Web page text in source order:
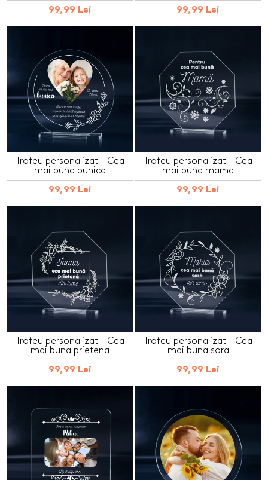
99,99 Lei 99,99 Lei
Trofeu personalizat - Cea
mai buna bunica
99,99 Lei
Trofeu personalizat - Cea
mai buna mama
99,99 Lei
Trofeu personalizat - Cea
mai buna prietena
99,99 Lei
Trofeu personalizat - Cea
mai buna sora
99,99 Lei